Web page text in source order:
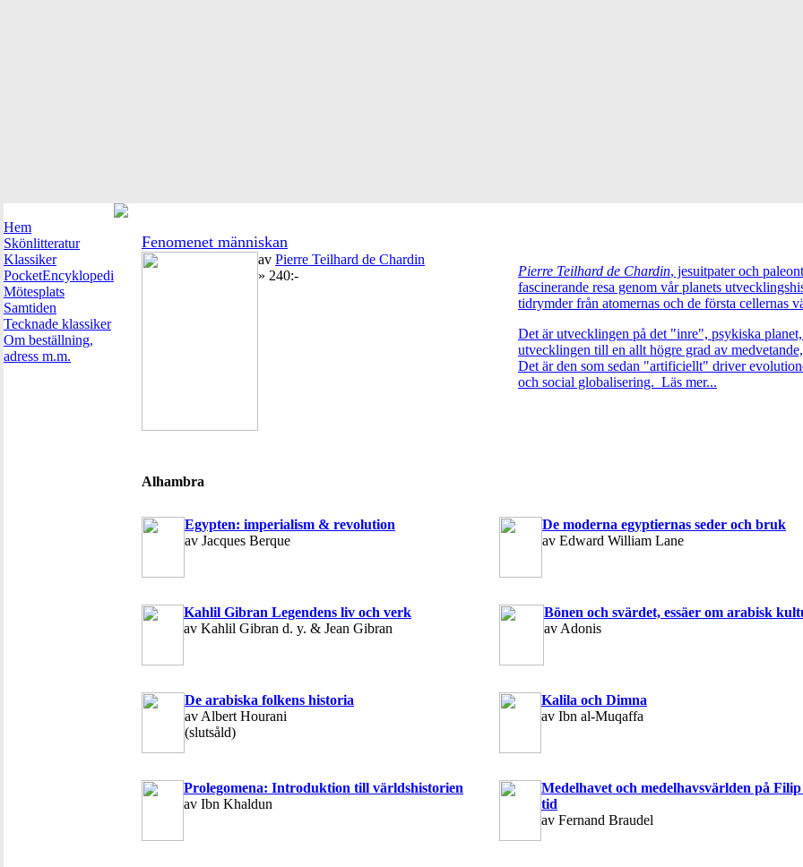
Hem
Skönlitteratur
Klassiker
PocketEncyklopedi
Mötesplats
Samtiden
Tecknade klassiker
Om beställning,
adress m.m.
Fenomenet människan
av Pierre Teilhard de Chardin
» 240:-
Pierre Teilhard de Chardin, jesuitpater och
fascinerande resa genom vår planets
tidrymder från atomernas och de första cellernas
Det är utvecklingen på det "inre", psykiska
utvecklingen till en allt högre grad av
Det är den som sedan "artificiellt" driver
och social globalisering. Läs mer...
Alhambra
Egypten: imperialism & revolution
av Jacques Berque
De moderna egyptiernas seder och bruk
av Edward William Lane
Kahlil Gibran Legendens liv och verk
av Kahlil Gibran d. y. & Jean Gibran
Bönen och svärdet, essäer om arabisk
av Adonis
De arabiska folkens historia
av Albert Hourani
(slutsåld)
Kalila och Dimna
av Ibn al-Muqaffa
Prolegomena: Introduktion till världshistorien
av Ibn Khaldun
Medelhavet och medelhavsvärlden på
tid
av Fernand Braudel